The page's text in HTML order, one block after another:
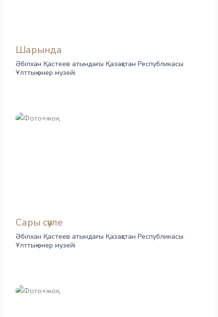
Шарында
Әбілхан Қастеев атындағы Қазақстан Республикасы
Ұлттық өнер музейі
Сары сәуле
Әбілхан Қастеев атындағы Қазақстан Республикасы
Ұлттық өнер музейі